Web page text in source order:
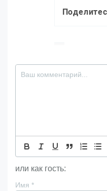
или как гость:
Имя *